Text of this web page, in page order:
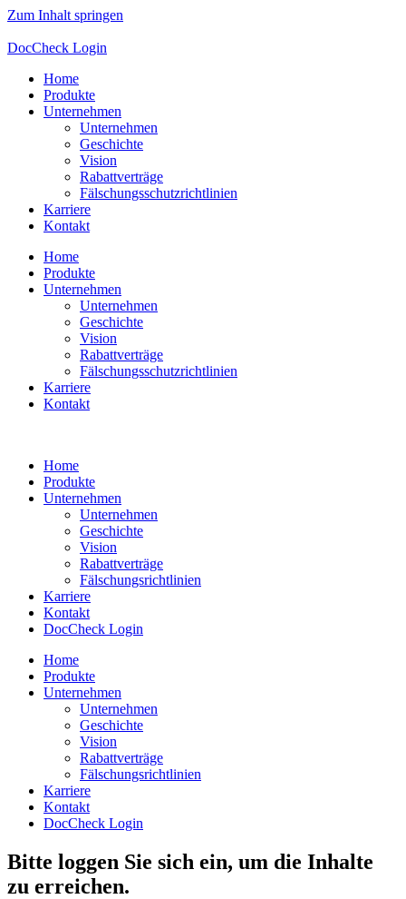
Zum Inhalt springen
DocCheck Login
Home
Produkte
Unternehmen
Unternehmen
Geschichte
Vision
Rabattverträge
Fälschungsschutzrichtlinien
Karriere
Kontakt
Home
Produkte
Unternehmen
Unternehmen
Geschichte
Vision
Rabattverträge
Fälschungsschutzrichtlinien
Karriere
Kontakt
Home
Produkte
Unternehmen
Unternehmen
Geschichte
Vision
Rabattverträge
Fälschungsrichtlinien
Karriere
Kontakt
DocCheck Login
Home
Produkte
Unternehmen
Unternehmen
Geschichte
Vision
Rabattverträge
Fälschungsrichtlinien
Karriere
Kontakt
DocCheck Login
Bitte loggen Sie sich ein, um die Inhalte
zu erreichen.